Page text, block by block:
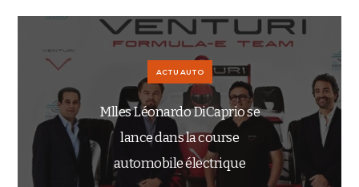
ACTU AUTO
Mlles Léonardo DiCaprio se
lance dans la course
automobile électrique